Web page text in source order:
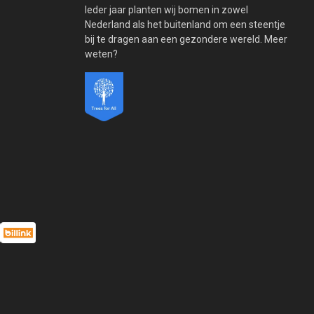
Ieder jaar planten wij bomen in zowel
Nederland als het buitenland om een steentje
bij te dragen aan een gezondere wereld. Meer
weten?